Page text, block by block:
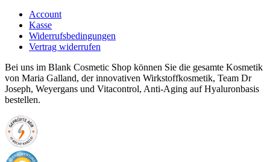
Account
Kasse
Widerrufsbedingungen
Vertrag widerrufen
Bei uns im Blank Cosmetic Shop können Sie die gesamte Kosmetik
von Maria Galland, der innovativen Wirkstoffkosmetik, Team Dr
Joseph, Weyergans und Vitacontrol, Anti-Aging auf Hyaluronbasis
bestellen.